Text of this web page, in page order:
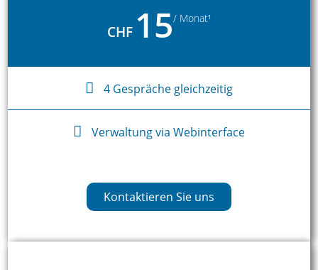
CHF 15/ Monat¹
4 Gespräche gleichzeitig
Verwaltung via Webinterface
Kontaktieren Sie uns